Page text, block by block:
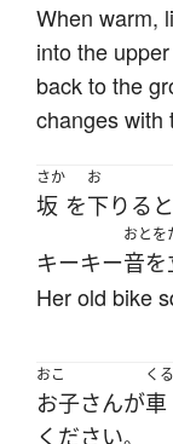
When warm,
into the
back to the
changes with
さか
坂 を
お
下りる
キーキー
おとを
音を
Her old bike
おこ
お子さんが
く
車
ください。